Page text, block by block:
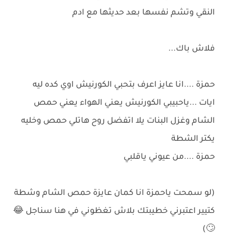
النقي وتشم نفسها بعد حديثها مع ادم
فلاش باك...
حمزة ....انا عايز اعرف بتحبي الكورنيش اوي كده ليه
ايات ...ياحبيبي الكورنيش يعني الهواء يعني حمص
الشام وغزل البنات يلا اتفضل روح هاتلي حمص وخليه
يكتر الشطة
حمزة ....من عيوني ياقلبي
(لو سمحت ياحمزة انا كمان عايزة حمص الشام وشطة
كتيير اعتبرني خطيبتك بلاش تغظوني في هنا سناجل 😂
🙄)